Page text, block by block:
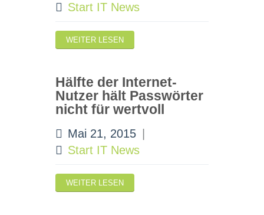
Start IT News
WEITER LESEN
Hälfte der Internet-
Nutzer hält Passwörter
nicht für wertvoll
Mai 21, 2015
Start IT News
WEITER LESEN